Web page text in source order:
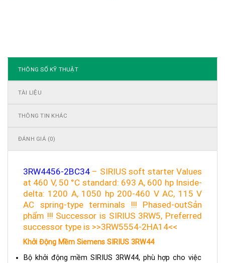
THÔNG SỐ KỸ THUẬT
TÀI LIỆU
THÔNG TIN KHÁC
ĐÁNH GIÁ (0)
3RW4456-2BC34 – SIRIUS soft starter Values
at 460 V, 50 °C standard: 693 A, 600 hp Inside-
delta: 1200 A, 1050 hp 200-460 V AC, 115 V
AC spring-type terminals !!! Phased-outSản
phẩm !!! Successor is SIRIUS 3RW5, Preferred
successor type is >>3RW5554-2HA14<<
Khởi Động Mềm Siemens SIRIUS 3RW44
Bộ khởi động mềm SIRIUS 3RW44, phù hợp cho việc